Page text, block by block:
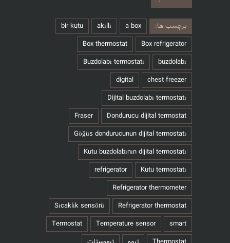
برچسب ها: a box
akıllı
bir kutu
Box refrigerator
Box thermostat
buzdolabı
Buzdolabı termostatı
chest freezer
digital
Dijital buzdolabı termostatı
Dondurucu dijital termostat
Fraser
Göğüs dondurucunun dijital termostatı
Kutu buzdolabının dijital termostatı
Kutu termostatı
refrigerator
Refrigerator thermometer
Refrigerator thermostat
Sıcaklık sensörü
smart
Temperature sensor
Termostat